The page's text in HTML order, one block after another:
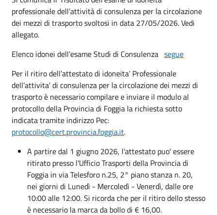
professionale dell’attività di consulenza per la circolazione
dei mezzi di trasporto svoltosi in data 27/05/2026. Vedi
allegato.
Elenco idonei dell’esame Studi di Consulenza segue
Per il ritiro dell’attestato di idoneita’ Professionale
dell’attivita’ di consulenza per la circolazione dei mezzi di
trasporto è necessario compilare e inviare il modulo al
protocollo della Provincia di Foggia la richiesta sotto
indicata tramite indirizzo Pec:
protocollo@cert.provincia.foggia.it.
A partire dal 1 giugno 2026, l'attestato puo' essere
ritirato presso l'Ufficio Trasporti della Provincia di
Foggia in via Telesforo n.25, 2° piano stanza n. 20,
nei giorni di Lunedì - Mercoledì - Venerdì, dalle ore
10:00 alle 12:00. Si ricorda che per il ritiro dello stesso
è necessario la marca da bollo di € 16,00.